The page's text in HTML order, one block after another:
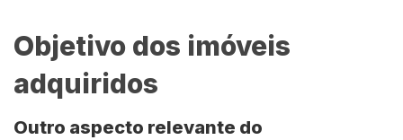
Objetivo dos imóveis
adquiridos
Outro aspecto relevante do